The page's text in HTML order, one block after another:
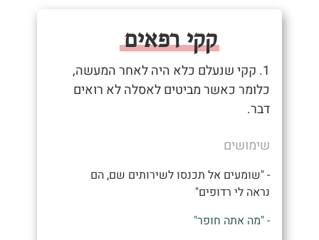
קקי רפאים
1. קקי שנעלם כלא היה לאחר המעשה,
כלומר כאשר מביטים לאסלה לא רואים
דבר.
שימושים
- "שומעים אל תכנסו לשירותים שם, הם
נראה לי רדופים"
- "מה אתה חופר"